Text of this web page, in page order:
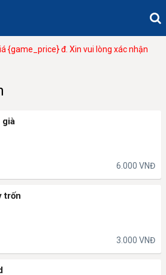
{game_price} đ. Xin vui lòng xác nhận
già
6.000 VNĐ
trốn
3.000 VNĐ